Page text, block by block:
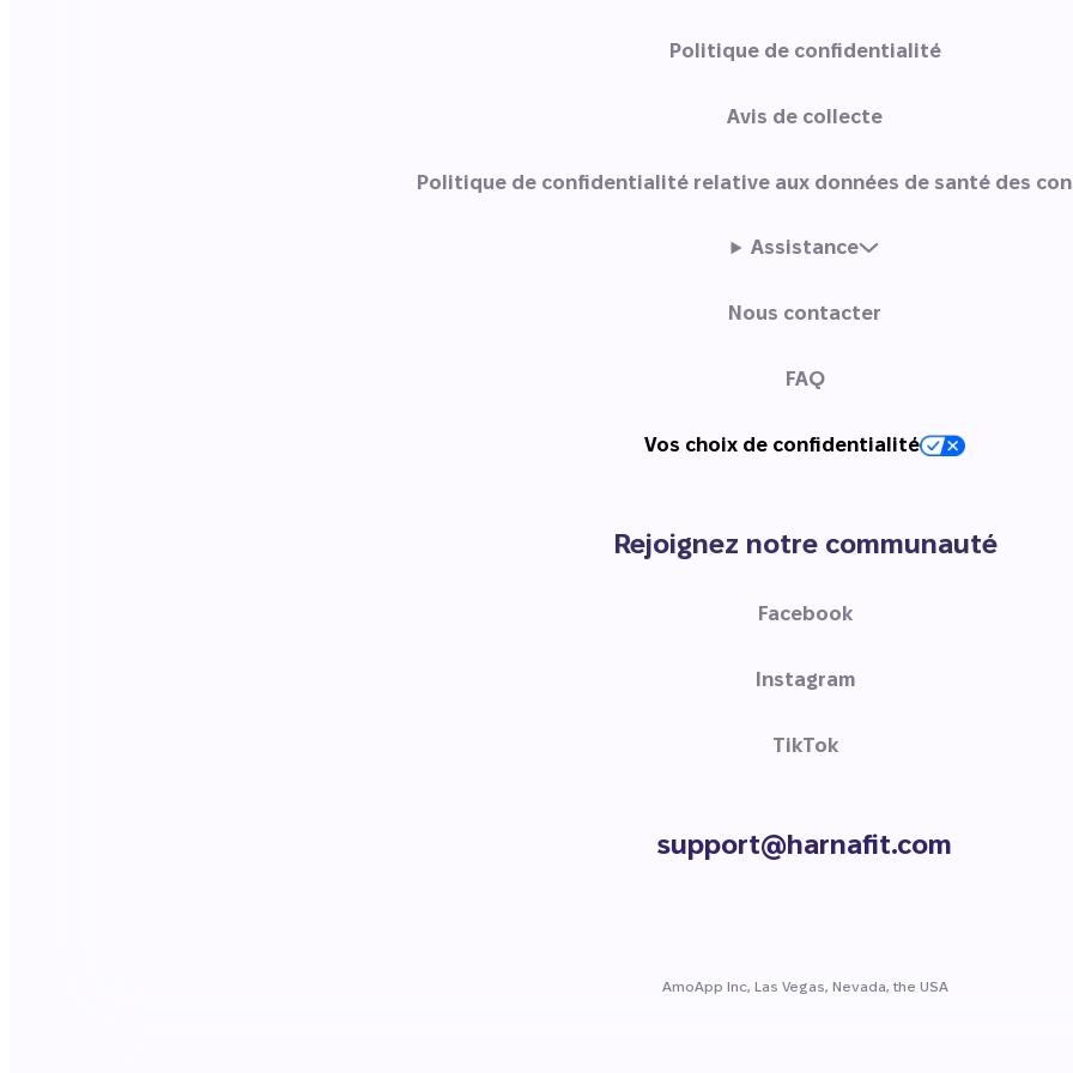
Politique de confidentialité
Avis de collecte
Politique de confidentialité relative aux données de santé des
Assistance
Nous contacter
FAQ
Vos choix de confidentialité
Rejoignez notre communauté
Facebook
Instagram
TikTok
support@harnafit.com
AmoApp Inc, Las Vegas, Nevada, the USA